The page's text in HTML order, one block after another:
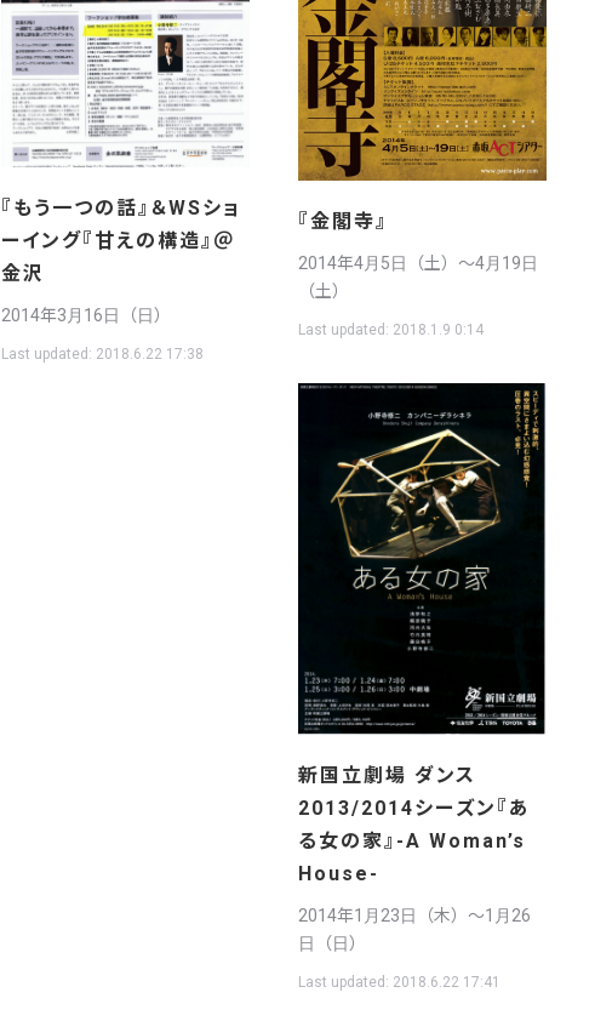
『金閣寺』
2014年4月5日（土）〜4月19日
（土）
Last updated: 2018.1.9 0:14
『もう一つの話』＆WSショ
ーイング『甘えの構造』＠
金沢
2014年3月16日（日）
Last updated: 2018.6.22 17:38
新国立劇場 ダンス
2013/2014シーズン『あ
る女の家』-A Woman’s
House-
2014年1月23日（木）〜1月26
日（日）
Last updated: 2018.6.22 17:41